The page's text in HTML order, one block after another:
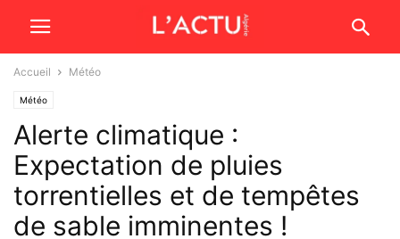
Accueil Météo
Météo
Alerte climatique :
Expectation de pluies
torrentielles et de tempêtes
de sable imminentes !